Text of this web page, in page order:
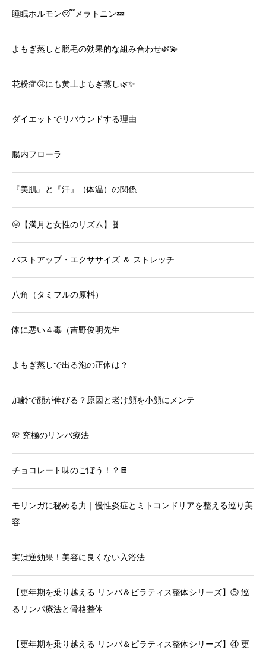
睡眠ホルモン😴メラトニン💤
よもぎ蒸しと脱毛の効果的な組み合わせ🌿💫
花粉症🤧にも黄土よもぎ蒸し🌿✨
ダイエットでリバウンドする理由
腸内フローラ
『美肌』と『汗』（体温）の関係
🌝【満月と女性のリズム】🧬
バストアップ・エクササイズ ＆ ストレッチ
八角（タミフルの原料）
体に悪い４毒（吉野俊明先生
よもぎ蒸しで出る泡の正体は？
加齢で顔が伸びる？原因と老け顔を小顔にメンテ
🌸 究極のリンパ療法
チョコレート味のごぼう！？🍫
モリンガに秘める力｜慢性炎症とミトコンドリアを整える巡り美
容
実は逆効果！美容に良くない入浴法
【更年期を乗り越える リンパ＆ピラティス整体シリーズ】⑤ 巡
るリンパ療法と骨格整体
【更年期を乗り越える リンパ＆ピラティス整体シリーズ】④ 更